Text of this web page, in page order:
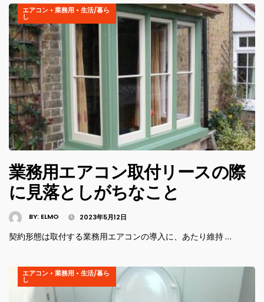
エアコン • 業務用 • 生活/暮ら
し
業務用エアコン取付リースの際
に見落としがちなこと
BY: ELMO 2023年5月12日
契約形態は取付する業務用エアコンの導入に、あたり維持 …
エアコン • 業務用 • 生活/暮ら
し